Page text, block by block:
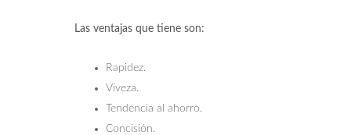
Las ventajas que tiene son:
Rapidez.
Viveza.
Tendencia al ahorro.
Concisión.